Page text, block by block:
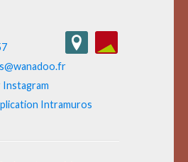
Instagram
Intramuros